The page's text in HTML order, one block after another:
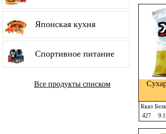
Японская кухня
Спортивное питание
Все продукты списком
Ккал
427
9.1